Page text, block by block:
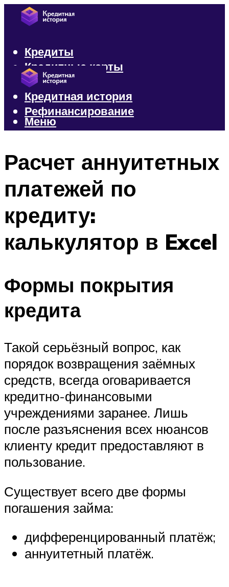
Кредиты
Кредитные карты
Микрозаймы
Кредитная история
Рефинансирование
Меню
Расчет аннуитетных
платежей по
кредиту:
калькулятор в Excel
Формы покрытия
кредита
Такой серьёзный вопрос, как
порядок возвращения заёмных
средств, всегда оговаривается
кредитно-финансовыми
учреждениями заранее. Лишь
после разъяснения всех нюансов
клиенту кредит предоставляют в
пользование.
Существует всего две формы
погашения займа:
дифференцированный платёж;
аннуитетный платёж.